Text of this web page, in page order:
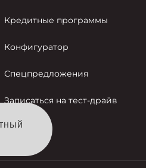
Кредитные программы
Конфигуратор
Спецпредложения
Записаться на тест-драйв